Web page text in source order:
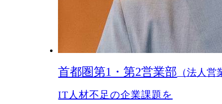
首都圏第1・第2営業部 （法人営
IT人材不足の企業課題を